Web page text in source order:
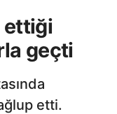
ettiği
geçti
etti.